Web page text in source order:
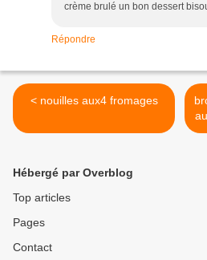
crème brulé un bon dessert
Répondre
< nouilles aux4 fromages
Hébergé par Overblog
Top articles
Pages
Contact